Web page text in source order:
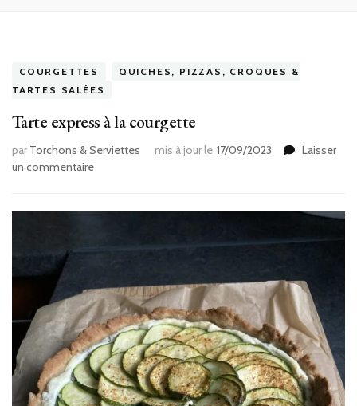
COURGETTES
QUICHES, PIZZAS, CROQUES &
TARTES SALÉES
Tarte express à la courgette
par Torchons & Serviettes mis à jour le 17/09/2023
Laisser
un commentairesur
à
courgette